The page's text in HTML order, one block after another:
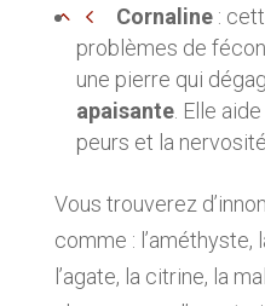
Cornaline :
problèmes de
une pierre qui
apaisante. Elle
peurs et la
Vous trouverez
comme : l’améthyste,
l’agate, la citrine, la